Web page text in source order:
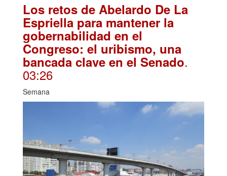
Los retos de Abelardo De La
Espriella para mantener la
gobernabilidad en el
Congreso: el uribismo, una
bancada clave en el Senado.
03:26
Semana